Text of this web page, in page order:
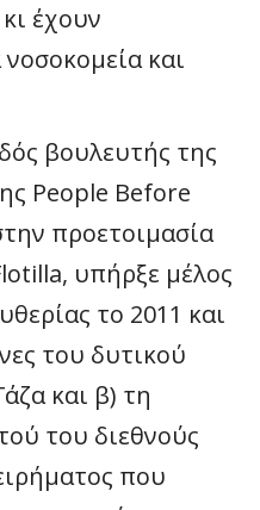
έχουν
και
βουλευτής της
People Before
προετοιμασία
υπήρξε μέλος
το 2011 και
του δυτικού
και β) τη
του διεθνούς
που